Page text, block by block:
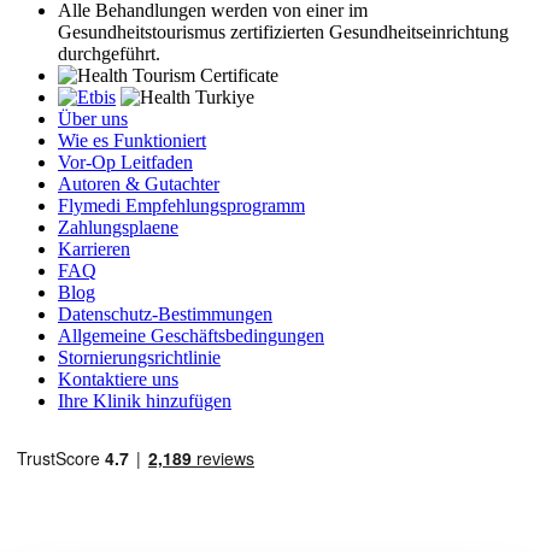
Alle Behandlungen werden von einer im
Gesundheitstourismus zertifizierten Gesundheitseinrichtung
durchgeführt.
Über uns
Wie es Funktioniert
Vor-Op Leitfaden
Autoren & Gutachter
Flymedi Empfehlungsprogramm
Zahlungsplaene
Karrieren
FAQ
Blog
Datenschutz-Bestimmungen
Allgemeine Geschäftsbedingungen
Stornierungsrichtlinie
Kontaktiere uns
Ihre Klinik hinzufügen